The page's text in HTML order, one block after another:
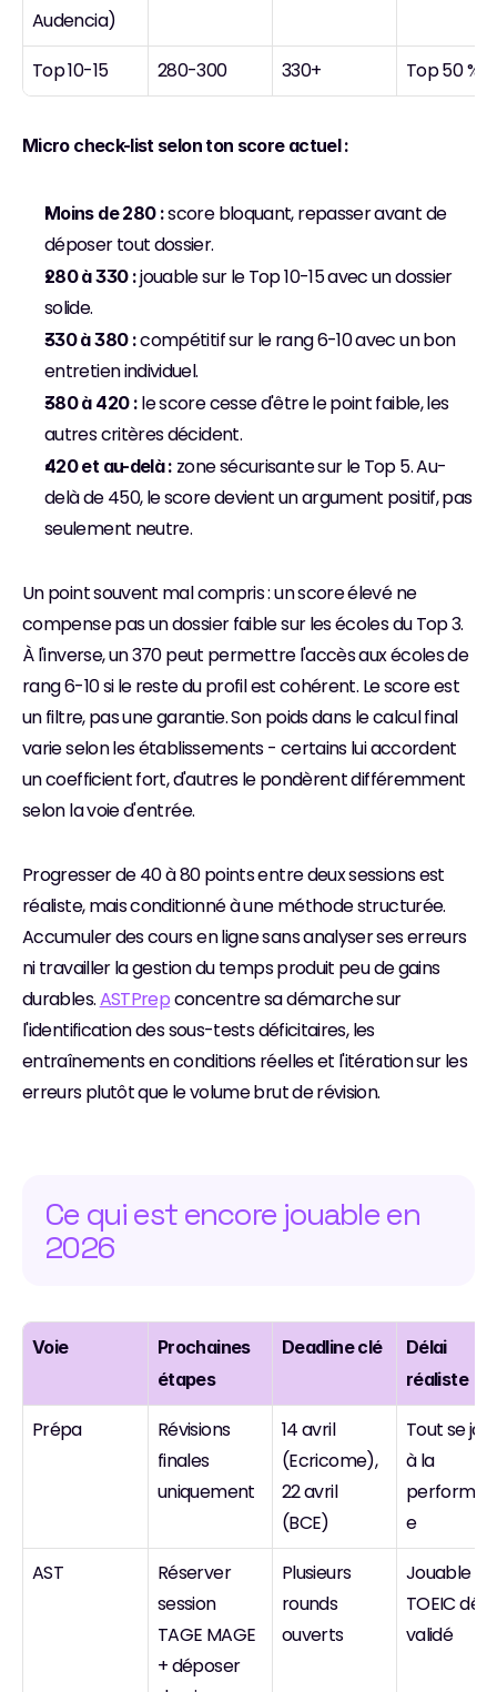
Audencia)
Top 10-15
280-300 330+ Top 50 %
Micro check-list selon ton score actuel :
Moins de 280 : score bloquant, repasser avant de
déposer tout dossier.
280 à 330 : jouable sur le Top 10-15 avec un dossier
solide.
330 à 380 : compétitif sur le rang 6-10 avec un bon
entretien individuel.
380 à 420 : le score cesse d'être le point faible, les
autres critères décident.
420 et au-delà : zone sécurisante sur le Top 5. Au-
delà de 450, le score devient un argument positif, pas
seulement neutre.
Un point souvent mal compris : un score élevé ne
compense pas un dossier faible sur les écoles du Top 3.
À l'inverse, un 370 peut permettre l'accès aux écoles de
rang 6-10 si le reste du profil est cohérent. Le score est
un filtre, pas une garantie. Son poids dans le calcul final
varie selon les établissements - certains lui accordent
un coefficient fort, d'autres le pondèrent différemment
selon la voie d'entrée.
Progresser de 40 à 80 points entre deux sessions est
réaliste, mais conditionné à une méthode structurée.
Accumuler des cours en ligne sans analyser ses erreurs
ni travailler la gestion du temps produit peu de gains
durables. ASTPrep concentre sa démarche sur
l'identification des sous-tests déficitaires, les
entraînements en conditions réelles et l'itération sur les
erreurs plutôt que le volume brut de révision.
Ce qui est encore jouable en
2026
Voie
Prochaines
étapes
Deadline clé
Délai
réaliste
Prépa
Révisions
finales
uniquement
14 avril
(Ecricome),
22 avril
(BCE)
Tout se
à la
e
AST
Réserver
session
TAGE MAGE
+ déposer
Plusieurs
rounds
ouverts
Jouable si
TOEIC déjà
validé